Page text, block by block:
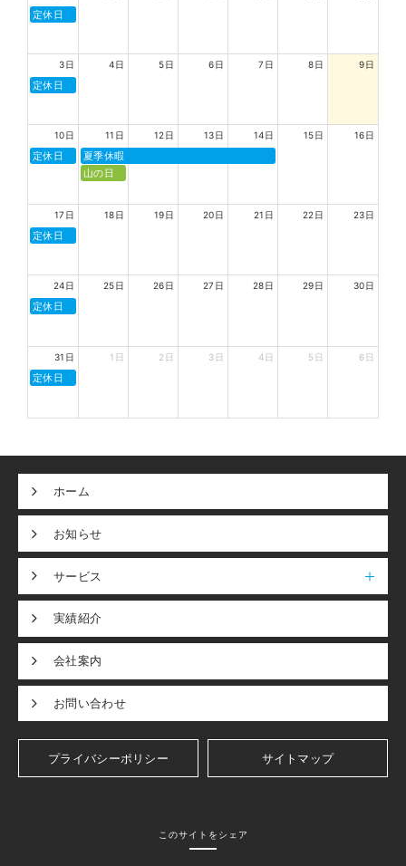
定休日
3日
定休日
4日 5日 6日 7日 8日 9日
10日
定休日
11日
夏季休暇
山の日
12日 13日 14日 15日 16日
17日
定休日
18日 19日 20日 21日 22日 23日
24日
定休日
25日 26日 27日 28日 29日 30日
31日
定休日
1日 2日 3日 4日 5日 6日
ホーム
お知らせ
サービス
実績紹介
会社案内
お問い合わせ
プライバシーポリシー サイトマップ
このサイトをシェア